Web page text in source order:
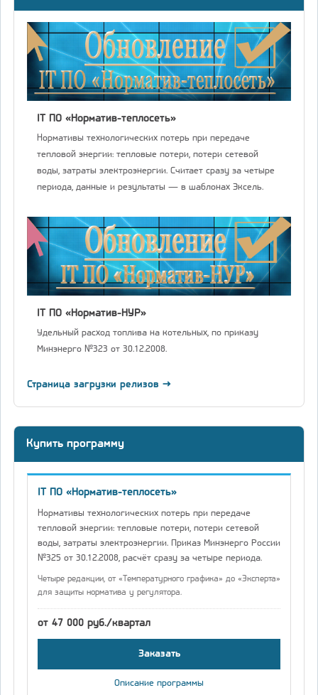
IT ПО «Норматив-теплосеть»
Нормативы технологических потерь при передаче
тепловой энергии: тепловые потери, потери сетевой
воды, затраты электроэнергии. Считает сразу за четыре
периода, данные и результаты — в шаблонах Эксель.
IT ПО «Норматив-НУР»
Удельный расход топлива на котельных, по приказу
Минэнерго №323 от 30.12.2008.
Страница загрузки релизов →
Купить программу
IT ПО «Норматив-теплосеть»
Нормативы технологических потерь при передаче
тепловой энергии: тепловые потери, потери сетевой
воды, затраты электроэнергии. Приказ Минэнерго России
№325 от 30.12.2008, расчёт сразу за четыре периода.
Четыре редакции, от «Температурного графика» до «Эксперта»
для защиты норматива у регулятора.
от 47 000 руб./квартал
Заказать
Описание программы